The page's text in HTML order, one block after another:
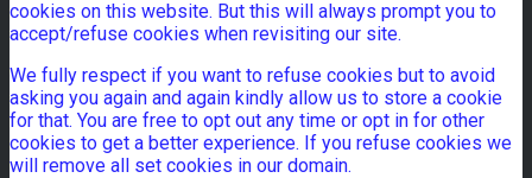
cookies on this website. But this will always prompt you to
accept/refuse cookies when revisiting our site.
We fully respect if you want to refuse cookies but to avoid
asking you again and again kindly allow us to store a cookie
for that. You are free to opt out any time or opt in for other
cookies to get a better experience. If you refuse cookies we
will remove all set cookies in our domain.